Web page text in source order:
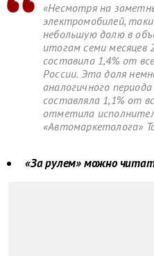
«Несмотря на
электромобилей,
небольшую долю в
итогам семи месяцев
составила 1,4% от
России. Эта доля
аналогичного
составляла 1,1% от
отметила
«Автомаркетолога»
«За рулем» можно